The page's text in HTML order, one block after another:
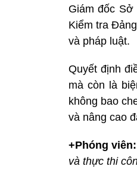
Giám đốc
Kiểm tra
và pháp luật.
Quyết định
mà còn là
không bao
và nâng cao
+Phóng viên:
và thực thi